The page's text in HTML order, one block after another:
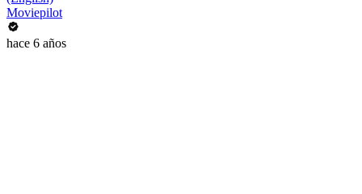
Moviepilot
hace 6 años